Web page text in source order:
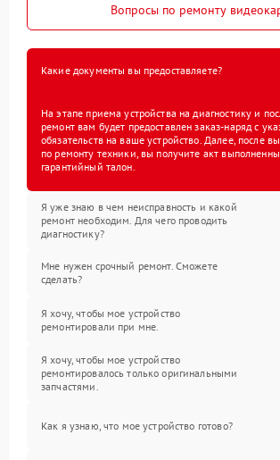
Вопросы по ремонту
Какие документы вы предоставляете?
На этапе приема устройства на диагностику и
ремонт вам будет предоставлен заказ-наряд с
обязательств на ваше устройство. Далее, после
по ремонту техники, вы получите акт
гарантийный талон.
Я уже знаю в чем неисправность и какой
ремонт необходим. Для чего проводить
диагностику?
Мне нужен срочный ремонт. Сможете
сделать?
Я хочу, чтобы мое устройство
ремонтировали при мне.
Я хочу, чтобы мое устройство
ремонтировалось только оригинальными
запчастями.
Как я узнаю, что мое устройство готово?